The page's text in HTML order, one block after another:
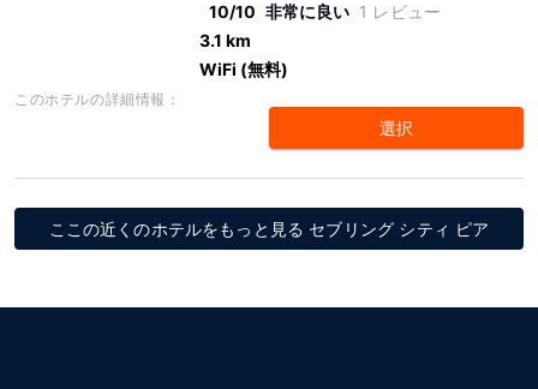
10/10 非常に良い 1 レビュー
3.1 km
WiFi (無料)
このホテルの詳細情報：
選択
ここの近くのホテルをもっと見る セブリング シティ ピア